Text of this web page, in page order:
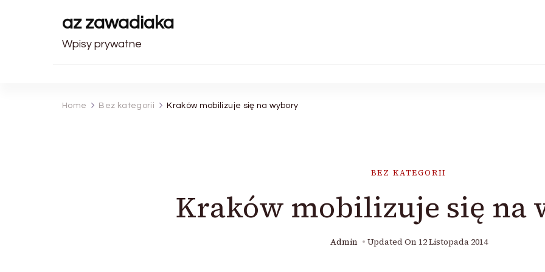
az zawadiaka
Wpisy prywatne
Home Bez kategorii Kraków mobilizuje się na wybory
BEZ KATEGORII
Kraków mobilizuje się na
Admin Updated On 12 Listopada 2014